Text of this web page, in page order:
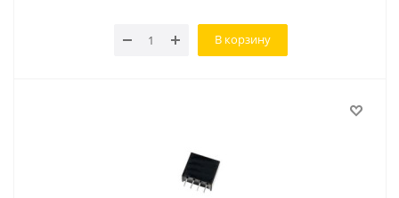
В корзину